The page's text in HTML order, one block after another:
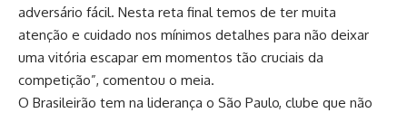
adversário fácil. Nesta reta final temos de ter muita
atenção e cuidado nos mínimos detalhes para não deixar
uma vitória escapar em momentos tão cruciais da
competição”, comentou o meia.
O Brasileirão tem na liderança o São Paulo, clube que não